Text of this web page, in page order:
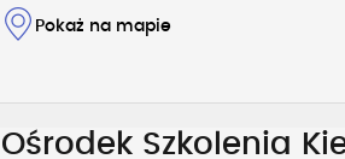
Pokaż na mapie
Ośrodek Szkolenia